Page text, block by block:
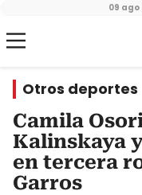
09 ago
Otros deportes
Camila
Kalinskaya
en tercera
Garros